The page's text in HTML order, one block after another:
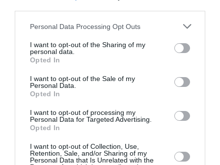
Please note that this website/app uses one or more Google
not limited to your visit or usage behaviour. You may click to
grant or deny consent to Google and its third-party tags to
use your data for below specified purposes in below Google
consent section.
Personal Data Processing Opt Outs
I want to opt-out of the Sharing of my
personal data.
Opted In
I want to opt-out of the Sale of my
Personal Data.
Opted In
I want to opt-out of processing my
Personal Data for Targeted Advertising.
Opted In
I want to opt-out of Collection, Use,
Retention, Sale, and/or Sharing of my
Personal Data that Is Unrelated with the
Γεραπετρίτης: Η Ελλάδα θα κάνει διάβημα
Λευκάδα